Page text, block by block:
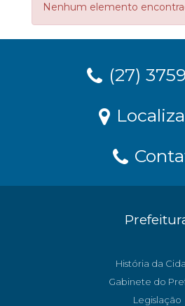
Nenhum elemento
(27)
História da
Gabinete do
Legislação